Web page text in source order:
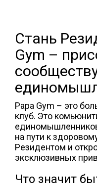
Стань
Gym –
Papa Gym – это
клуб. Это
на пути к
Резидентом и
эксклюзивных
Что значит